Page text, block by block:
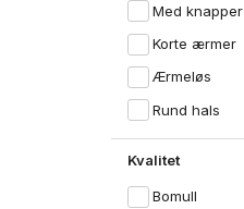
10XL
Med knapper
Korte ærmer
Ærmeløs
Rund hals
Kvalitet
Bomull